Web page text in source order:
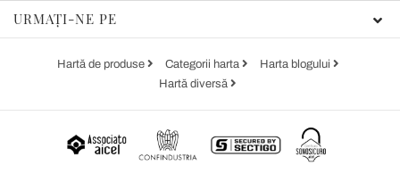
URMAȚI-NE PE
Hartă de produse Categorii harta
Harta blogului
Hartă diversă